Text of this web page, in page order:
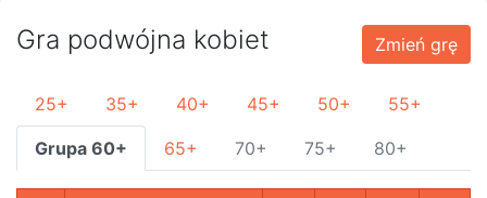
Gra podwójna kobiet Zmień grę
25+ 35+ 40+ 45+ 50+ 55+
Grupa 60+ 65+ 70+ 75+ 80+